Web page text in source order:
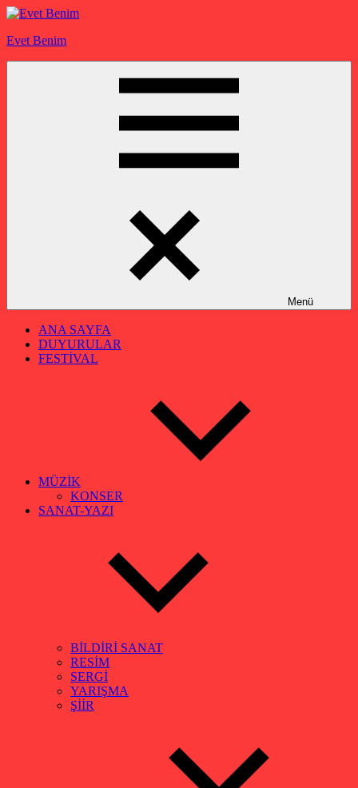
İçeriğe
Evet Benim
Menü
ANA SAYFA
DUYURULAR
FESTİVAL
MÜZİK
KONSER
SANAT-YAZI
BİLDİRİ SANAT
RESİM
SERGİ
YARIŞMA
ŞİİR